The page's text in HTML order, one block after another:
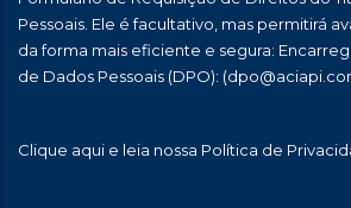
Pessoais. Ele é facultativo, mas permitirá
da forma mais eficiente e segura:
de Dados Pessoais (DPO):
Clique aqui e leia nossa Política de